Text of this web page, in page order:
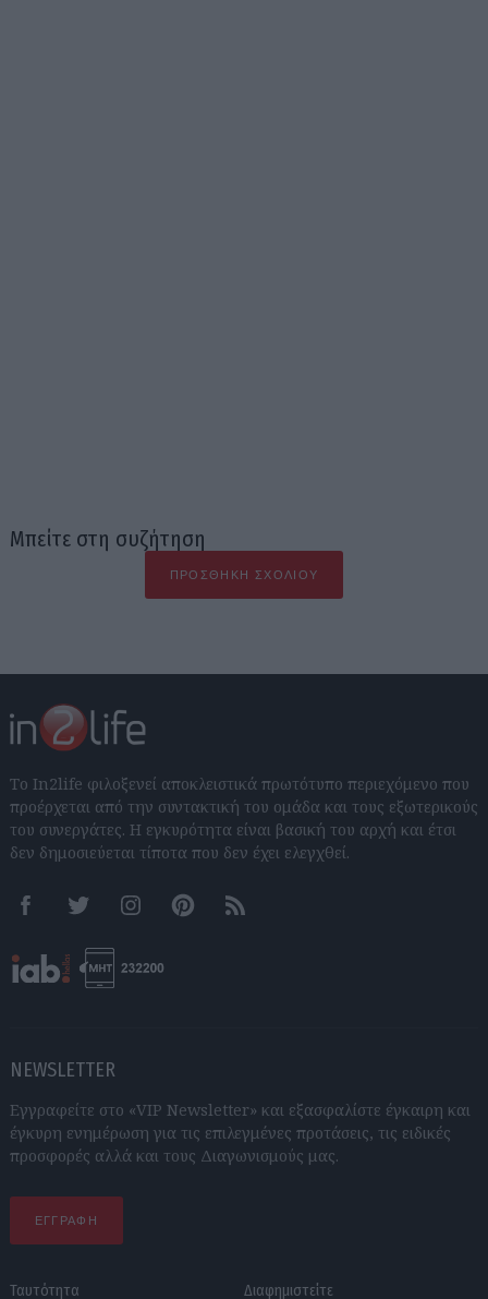
Μπείτε στη συζήτηση
ΠΡΟΣΘΉΚΗ ΣΧΟΛΊΟΥ
Το In2life φιλοξενεί αποκλειστικά πρωτότυπο περιεχόμενο που
προέρχεται από την συντακτική του ομάδα και τους εξωτερικούς
του συνεργάτες. Η εγκυρότητα είναι βασική του αρχή και έτσι
δεν δημοσιεύεται τίποτα που δεν έχει ελεγχθεί.
FacebookTwitter InstagramPinterestRSS feeds
NEWSLETTER
Εγγραφείτε στο «VIP Newsletter» και εξασφαλίστε έγκαιρη και
έγκυρη ενημέρωση για τις επιλεγμένες προτάσεις, τις ειδικές
προσφορές αλλά και τους Διαγωνισμούς μας.
ΕΓΓΡΑΦΗ
Ταυτότητα Διαφημιστείτε